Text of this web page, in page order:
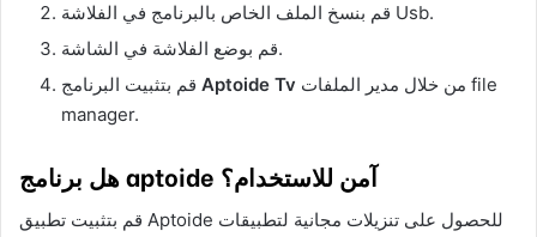
قم بنسخ الملف الخاص بالبرنامج في الفلاشة Usb.
قم بوضع الفلاشة في الشاشة.
Aptoide Tv
manager.
هل برنامج aptoide آمن للاستخدام؟
قم بتثبيت تطبيق Aptoide للحصول على تنزيلات مجانية لتطبيقات